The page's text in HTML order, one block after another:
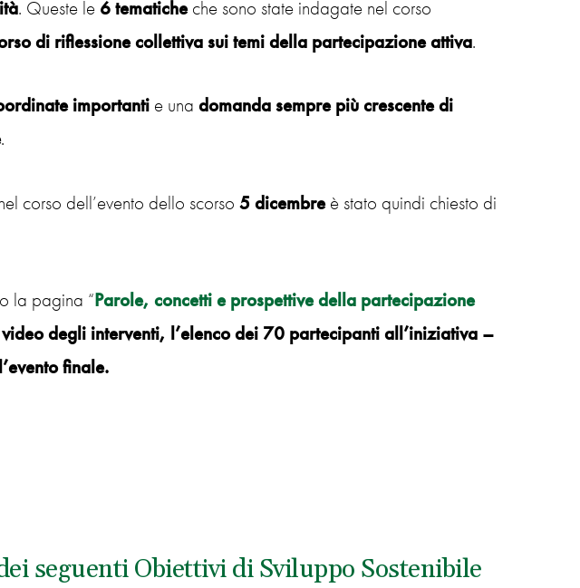
. Queste le 6 tematicheche sono state indagate nel corso
di riflessione collettiva sui temi della partecipazione attiva.
importantie una domanda sempre più crescente di
.
corso dell’evento dello scorso 5 dicembreè stato quindi chiesto di
la pagina “Parole, concetti e prospettive della partecipazione
degli interventi, l’elenco dei 70 partecipanti all’iniziativa –
finale.
seguenti Obiettivi di Sviluppo Sostenibile